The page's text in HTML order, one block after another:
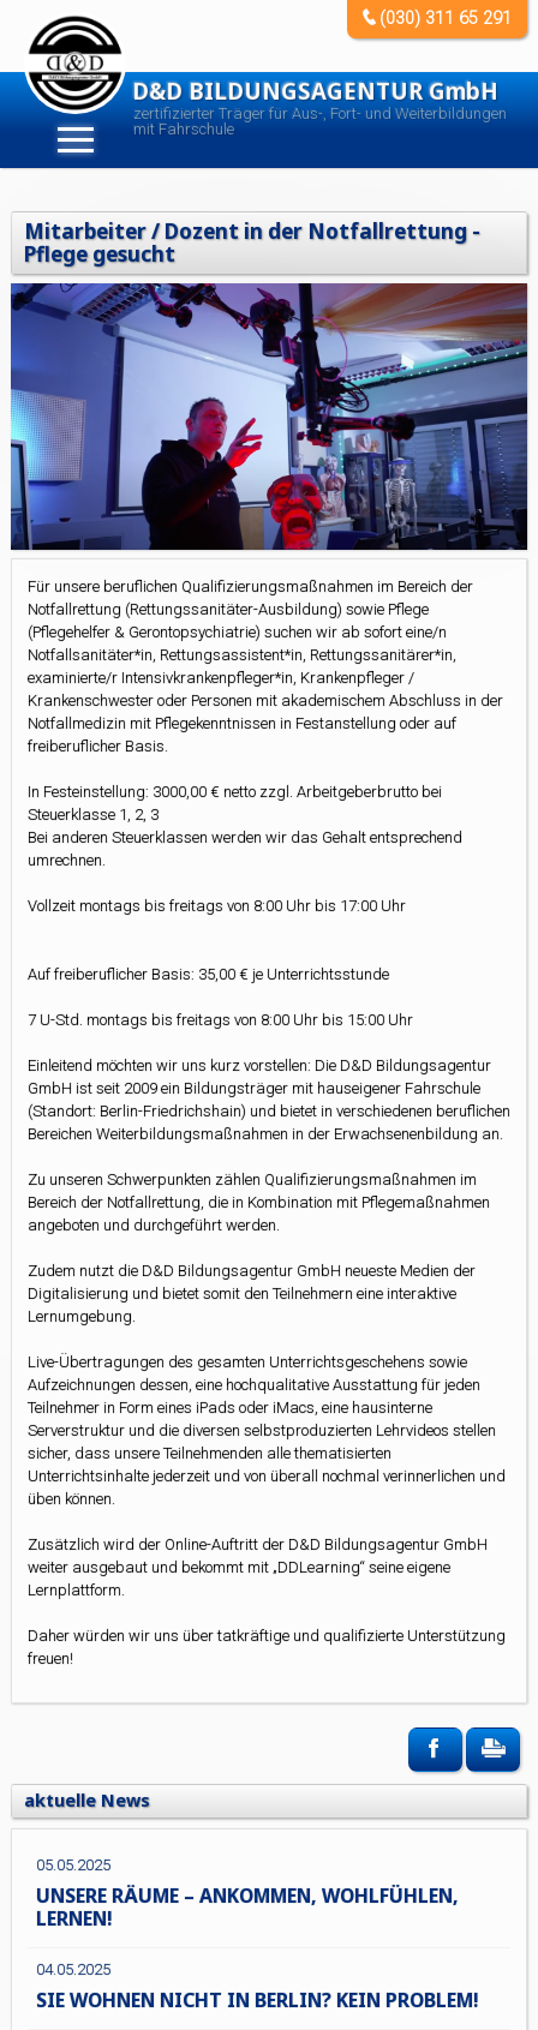
D&D BILDUNGSAGENTUR GmbH
zertifizierter Träger für Aus-, Fort- und Weiterbildungen
mit Fahrschule
(030) 311 65 291
Mitarbeiter / Dozent in der Notfallrettung -
Pflege gesucht
Für unsere beruflichen Qualifizierungsmaßnahmen im Bereich der
Notfallrettung (Rettungssanitäter-Ausbildung) sowie Pflege
(Pflegehelfer & Gerontopsychiatrie) suchen wir ab sofort eine/n
Notfallsanitäter*in, Rettungsassistent*in, Rettungssanitärer*in,
examinierte/r Intensivkrankenpfleger*in, Krankenpfleger /
Krankenschwester oder Personen mit akademischem Abschluss in der
Notfallmedizin mit Pflegekenntnissen in Festanstellung oder auf
freiberuflicher Basis.
In Festeinstellung: 3000,00 € netto zzgl. Arbeitgeberbrutto bei
Steuerklasse 1, 2, 3
Bei anderen Steuerklassen werden wir das Gehalt entsprechend
umrechnen.
Vollzeit montags bis freitags von 8:00 Uhr bis 17:00 Uhr
Auf freiberuflicher Basis: 35,00 € je Unterrichtsstunde
7 U-Std. montags bis freitags von 8:00 Uhr bis 15:00 Uhr
Einleitend möchten wir uns kurz vorstellen: Die D&D Bildungsagentur
GmbH ist seit 2009 ein Bildungsträger mit hauseigener Fahrschule
(Standort: Berlin-Friedrichshain) und bietet in verschiedenen beruflichen
Bereichen Weiterbildungsmaßnahmen in der Erwachsenenbildung an.
Zu unseren Schwerpunkten zählen Qualifizierungsmaßnahmen im
Bereich der Notfallrettung, die in Kombination mit Pflegemaßnahmen
angeboten und durchgeführt werden.
Zudem nutzt die D&D Bildungsagentur GmbH neueste Medien der
Digitalisierung und bietet somit den Teilnehmern eine interaktive
Lernumgebung.
Live-Übertragungen des gesamten Unterrichtsgeschehens sowie
Aufzeichnungen dessen, eine hochqualitative Ausstattung für jeden
Teilnehmer in Form eines iPads oder iMacs, eine hausinterne
Serverstruktur und die diversen selbstproduzierten Lehrvideos stellen
sicher, dass unsere Teilnehmenden alle thematisierten
Unterrichtsinhalte jederzeit und von überall nochmal verinnerlichen und
üben können.
Zusätzlich wird der Online-Auftritt der D&D Bildungsagentur GmbH
weiter ausgebaut und bekommt mit „DDLearning“ seine eigene
Lernplattform.
Daher würden wir uns über tatkräftige und qualifizierte Unterstützung
freuen!
aktuelle News
05.05.2025
UNSERE RÄUME – ANKOMMEN, WOHLFÜHLEN,
LERNEN!
04.05.2025
SIE WOHNEN NICHT IN BERLIN? KEIN PROBLEM!